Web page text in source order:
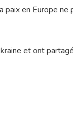
paix en Europe ne
et ont